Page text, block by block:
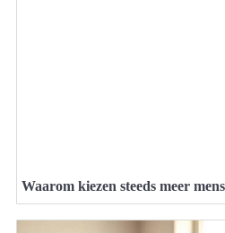
Waarom kiezen steeds meer